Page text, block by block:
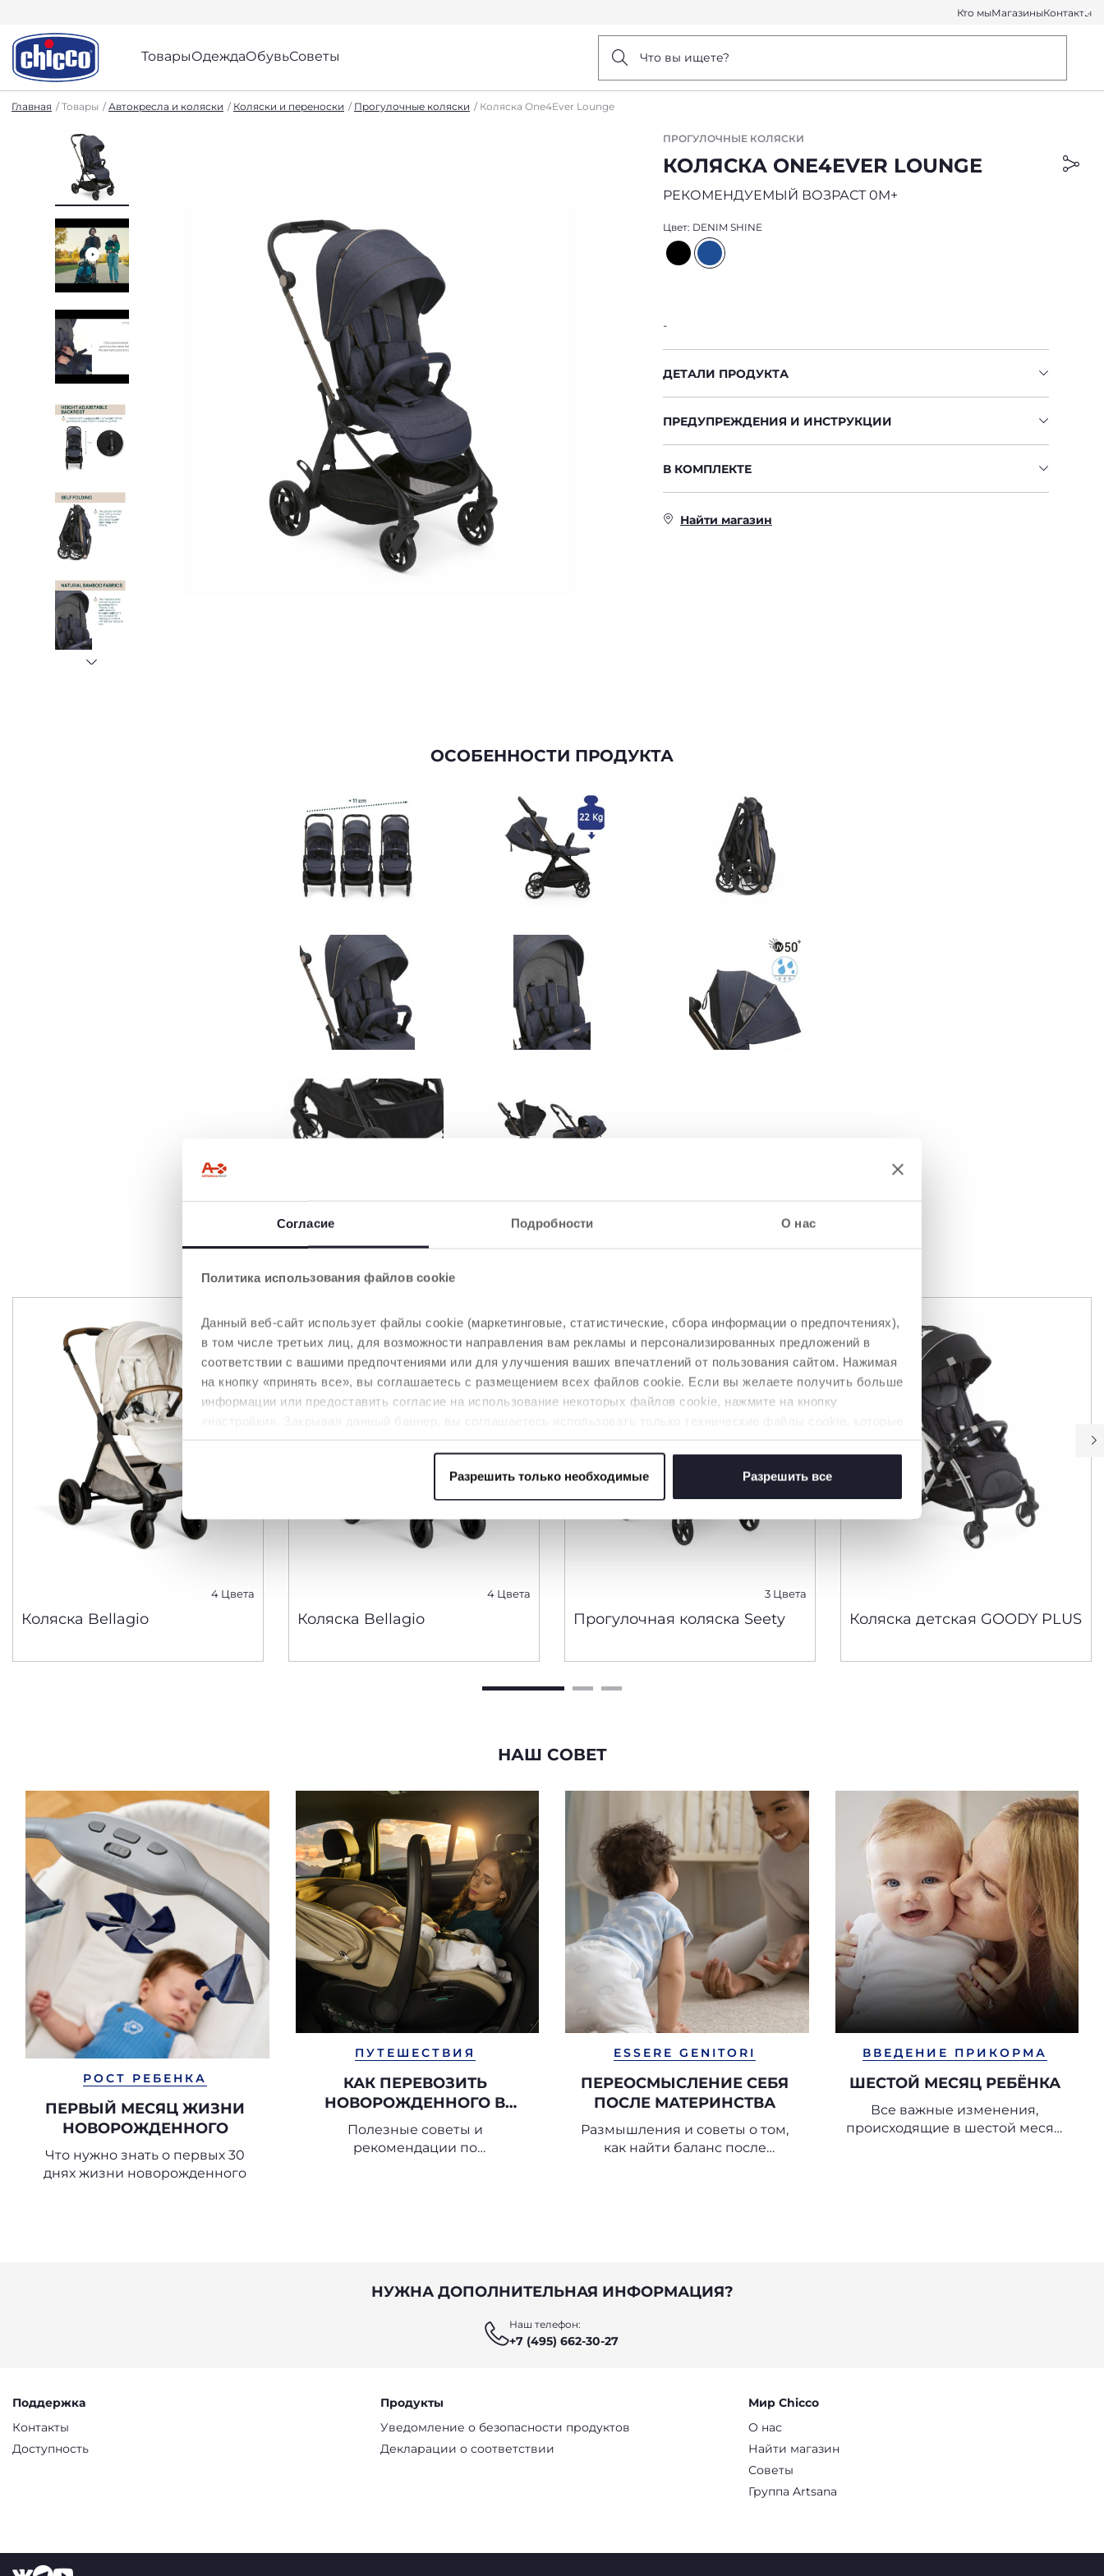
Согласие Подробности О нас
Политика использования файлов cookie
Данный веб-сайт использует файлы cookie (маркетинговые, статистические, сбора информации о предпочтениях),
в том числе третьих лиц, для возможности направления вам рекламы и персонализированных предложений в
соответствии с вашими предпочтениями или для улучшения ваших впечатлений от пользования сайтом. Нажимая
на кнопку «принять все», вы соглашаетесь с размещением всех файлов cookie. Если вы желаете получить больше
информации или предоставить согласие на использование некоторых файлов cookie, нажмите на кнопку
необходимы для запрашиваемой услуги.
Политика использования файлов cookieРазрешить только необходимые Разрешить все
Кто мыМагазиныКонтакты
ТоварыОдеждаОбувьСоветы Что вы ищете?
Главная Товары Автокресла и коляски Коляски и переноски Прогулочные коляски Коляска One4Ever Lounge
ПРОГУЛОЧНЫЕ КОЛЯСКИ
КОЛЯСКА ONE4EVER LOUNGE
РЕКОМЕНДУЕМЫЙ ВОЗРАСТ 0M+
Цвет: DENIM SHINE
ДЕТАЛИ ПРОДУКТА
ПРЕДУПРЕЖДЕНИЯ И ИНСТРУКЦИИ
В КОМПЛЕКТЕ
Найти магазин
ОСОБЕННОСТИ ПРОДУКТА
4 Цвета
Коляска Bellagio
4 Цвета
Коляска Bellagio
3 Цвета
Прогулочная коляска Seety Коляска детская GOODY PLUS
НАШ СОВЕТ
РОСТ РЕБЕНКА
ПЕРВЫЙ МЕСЯЦ ЖИЗНИ
НОВОРОЖДЕННОГО
Что нужно знать о первых 30
днях жизни новорожденного
ПУТЕШЕСТВИЯ
КАК ПЕРЕВОЗИТЬ
НОВОРОЖДЕННОГО В
АВТОМОБИЛЕ
Полезные советы и
рекомендации по
ESSERE GENITORI
ПЕРЕОСМЫСЛЕНИЕ СЕБЯ
ПОСЛЕ МАТЕРИНСТВА
Размышления и советы о том,
как найти баланс после
ВВЕДЕНИЕ ПРИКОРМА
ШЕСТОЙ МЕСЯЦ РЕБЁНКА
Все важные изменения,
происходящие в шестой месяц
НУЖНА ДОПОЛНИТЕЛЬНАЯ ИНФОРМАЦИЯ?
Наш телефон:
+7 (495) 662-30-27
Поддержка
Контакты
Доступность
Продукты
Уведомление о безопасности продуктов
Декларации о соответствии
Мир Chicco
О нас
Найти магазин
Советы
Группа Artsana